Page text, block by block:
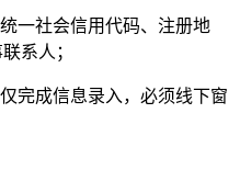
一社会信用代码、注册地
系人；
完成信息录入，必须线下窗